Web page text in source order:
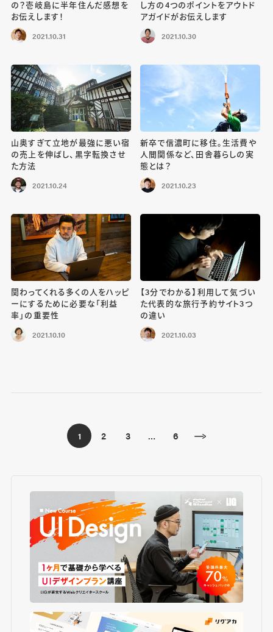
の？壱岐島に半年住んだ感想を
お伝えします！
2021.10.31
し方の4つのポイントをアウトド
アガイドがお伝えします
2021.10.30
山奥すぎて立地が最強に悪い宿
の売上を伸ばし、黒字転換させ
た方法
2021.10.24
新卒で信濃町に移住。生活費や
人間関係など、田舎暮らしの実
態とは？
2021.10.23
関わってくれる多くの人をハッピ
ーにするために必要な「利益
率」の重要性
2021.10.10
【3分でわかる】利用して気づい
た代表的な旅行予約サイト3つ
の違い
2021.10.03
1 2 3 … 6